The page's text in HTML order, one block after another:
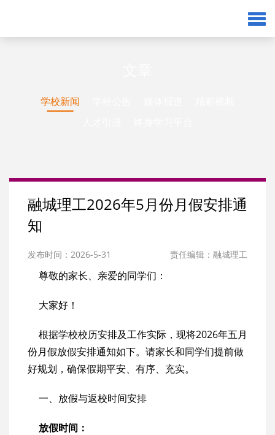
学校新闻
融城理工2026年5月份月假安排通
知
发布时间：2026-5-31 责任编辑：融城理工
尊敬的家长、亲爱的同学们：
大家好！
根据学校校历安排及工作实际，现将2026年五月
份月假放假安排通知如下。请家长和同学们提前做
好规划，确保假期平安、有序、充实。
一、放假与返校时间安排
放假时间：